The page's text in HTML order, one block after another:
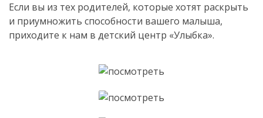
Если вы из тех родителей, которые хотят раскрыть
и приумножить способности вашего малыша,
приходите к нам в детский центр «Улыбка».